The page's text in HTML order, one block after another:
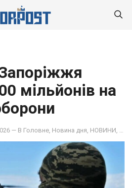
мільйонів на
— В Головне Новина дня НОВИНИ